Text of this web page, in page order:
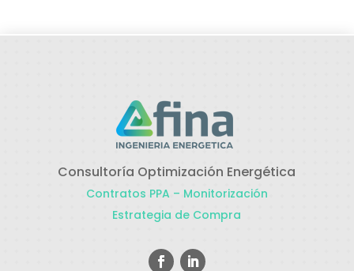
Consultoría Optimización Energética
Contratos PPA – Monitorización
Estrategia de Compra